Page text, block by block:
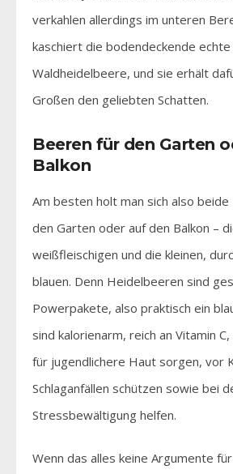
verkahlen allerdings im unteren
kaschiert die bodendeckende echte
Waldheidelbeere, und sie erhält
Großen den geliebten Schatten.
Beeren für den Garten
Balkon
Am besten holt man sich also beide
den Garten oder auf den Balkon –
weißfleischigen und die kleinen,
blauen. Denn Heidelbeeren sind
Powerpakete, also praktisch ein
sind kalorienarm, reich an Vitamin
für jugendlichere Haut sorgen, vor
Schlaganfällen schützen sowie bei
Stressbewältigung helfen.
Wenn das alles keine Argumente